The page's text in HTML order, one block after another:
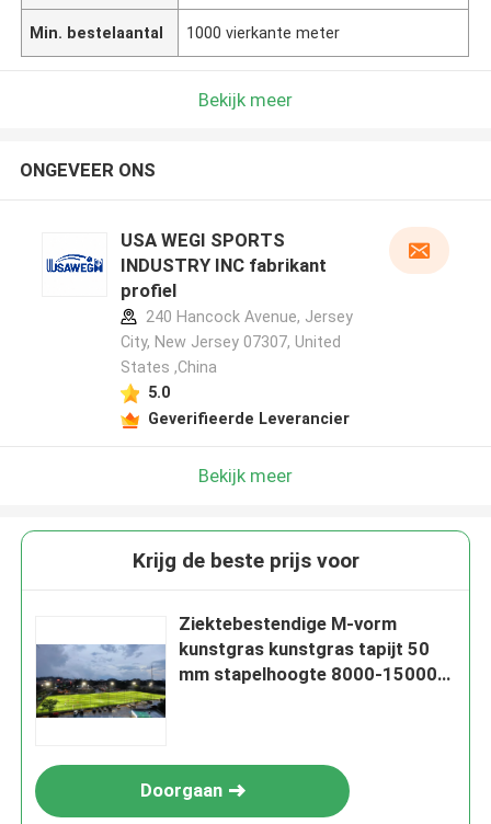
Min. bestelaantal 1000 vierkante meter
Bekijk meer
ONGEVEER ONS
USA WEGI SPORTS
INDUSTRY INC fabrikant
profiel
240 Hancock Avenue, Jersey
City, New Jersey 07307, United
States ,China
5.0
Geverifieerde Leverancier
Bekijk meer
Krijg de beste prijs voor
Ziektebestendige M-vorm
kunstgras kunstgras tapijt 50
mm stapelhoogte 8000-15000
Doorgaan